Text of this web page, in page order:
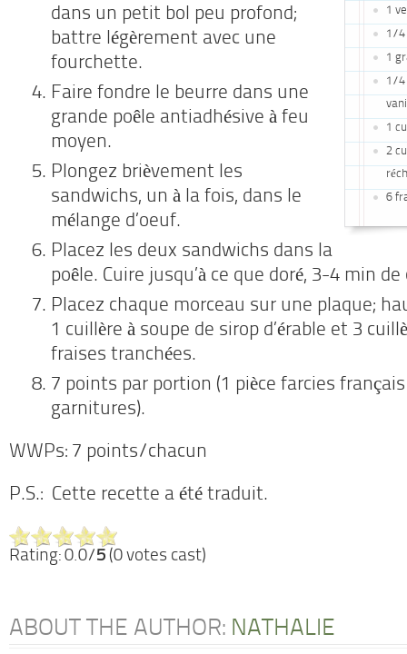
1
1/4
1
1/4
1
2
6
dans un petit bol peu profond;
battre légèrement avec une
fourchette.
Faire fondre le beurre dans une
grande poêle antiadhésive à feu
moyen.
Plongez brièvement les
sandwichs, un à la fois, dans le
mélange d’oeuf.
Placez les deux sandwichs dans la
poêle. Cuire jusqu’à ce que doré, 3-4 min
Placez chaque morceau sur une plaque;
1 cuillère à soupe de sirop d’érable et 3
fraises tranchées.
7 points par portion (1 pièce farcies
garnitures).
WWPs: 7 points/chacun
P.S.: Cette recette a été traduit.
Rating: 0.0/5 (0 votes cast)
ABOUT THE AUTHOR: NATHALIE